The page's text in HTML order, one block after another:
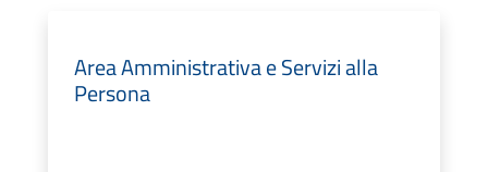
Area Amministrativa e Servizi alla
Persona